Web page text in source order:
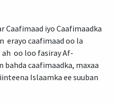
Caafimaad iyo Caafimaadka
erayo caafimaad oo la
ah oo loo fasiray Af-
bahda caafimaadka, maxaa
Islaamka ee suuban